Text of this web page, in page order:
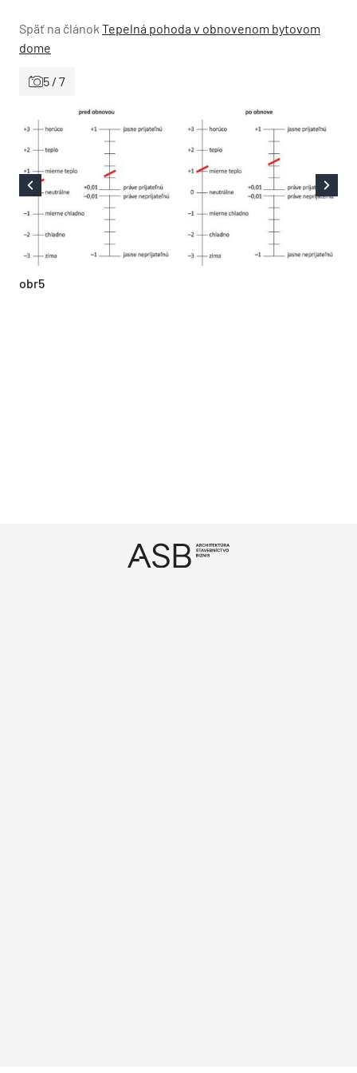
Späť na článok Tepelná pohoda v obnovenom bytovom
dome
5 / 7
obr5